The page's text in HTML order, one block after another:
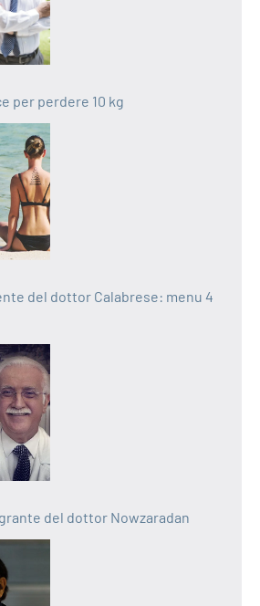
per perdere 10 kg
del dottor Calabrese: menu 4
del dottor Nowzaradan